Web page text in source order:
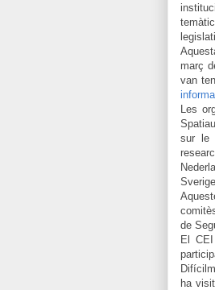
març
van
Les
sur le
de
El
ha